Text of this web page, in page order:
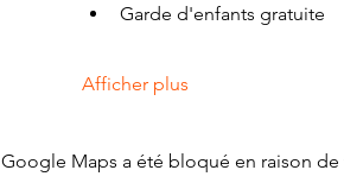
Garde d'enfants gratuite
Afficher plus
Google Maps a été bloqué en raison